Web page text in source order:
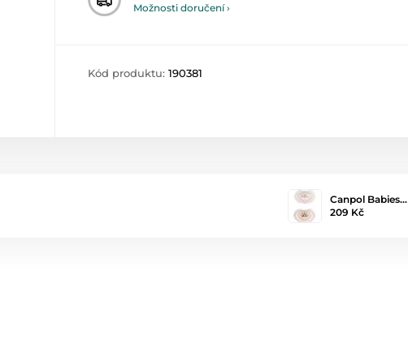
Možnosti doručení ›
Kód produktu: 190381
Canpol Babies…
209 Kč